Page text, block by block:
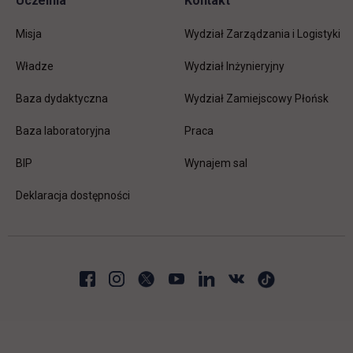
Misja
Władze
Baza dydaktyczna
Baza laboratoryjna
BIP
Deklaracja dostępności
Wydział Zarządzania i Logistyki
Wydział Inżynieryjny
Wydział Zamiejscowy Płońsk
Praca
Wynajem sal